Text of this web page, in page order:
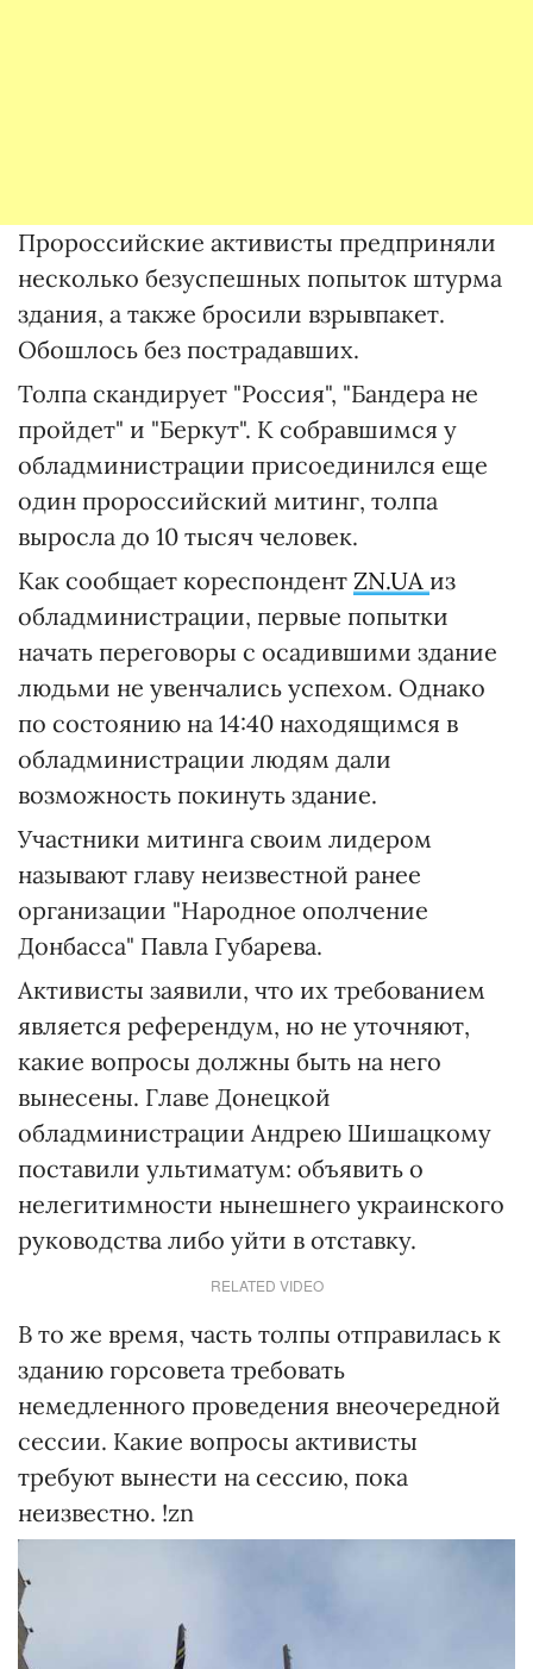
Пророссийские активисты предприняли
несколько безуспешных попыток штурма
здания, а также бросили взрывпакет.
Обошлось без пострадавших.
Толпа скандирует "Россия", "Бандера не
пройдет" и "Беркут". К собравшимся у
обладминистрации присоединился еще
один пророссийский митинг, толпа
выросла до 10 тысяч человек.
Как сообщает кореспондент ZN.UA из
обладминистрации, первые попытки
начать переговоры с осадившими здание
людьми не увенчались успехом. Однако
по состоянию на 14:40 находящимся в
обладминистрации людям дали
возможность покинуть здание.
Участники митинга своим лидером
называют главу неизвестной ранее
организации "Народное ополчение
Донбасса" Павла Губарева.
Активисты заявили, что их требованием
является референдум, но не уточняют,
какие вопросы должны быть на него
вынесены. Главе Донецкой
обладминистрации Андрею Шишацкому
поставили ультиматум: объявить о
нелегитимности нынешнего украинского
руководства либо уйти в отставку.
RELATED VIDEO
В то же время, часть толпы отправилась к
зданию горсовета требовать
немедленного проведения внеочередной
сессии. Какие вопросы активисты
требуют вынести на сессию, пока
неизвестно. !zn